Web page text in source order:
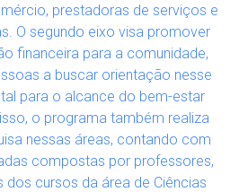
prestadoras de serviços e
O segundo eixo visa promover
financeira para a comunidade,
a buscar orientação nesse
para o alcance do bem-estar
o programa também realiza
nessas áreas, contando com
compostas por professores,
dos cursos da área de Ciências